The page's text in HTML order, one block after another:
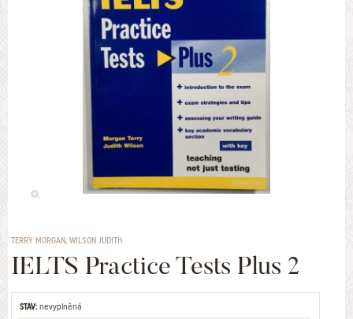
TERRY MORGAN, WILSON JUDITH
IELTS Practice Tests Plus 2
STAV:nevyplněná